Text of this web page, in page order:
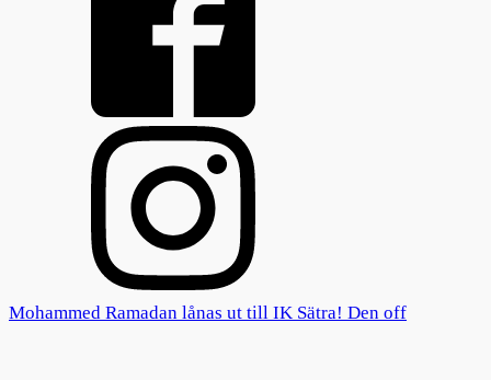
Mohammed Ramadan lånas ut till IK Sätra! Den off